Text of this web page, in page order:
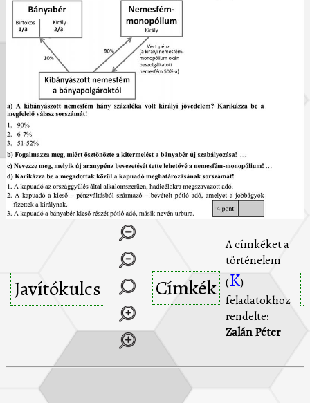
Javítókulcs Címkék
A címkéket a
történelem
(K)
feladatokhoz
rendelte:
Zalán Péter